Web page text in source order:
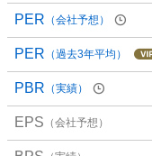
、
様
子
見
1
0
PER （会社予想）
PER （過去3年平均）
PBR （実績）
EPS （会社予想）